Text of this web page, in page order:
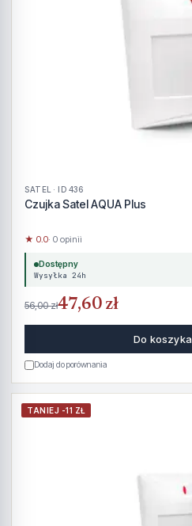
SATEL · ID 436
Czujka Satel AQUA Plus
★ 0.0· 0 opinii
Dostępny
Wysyłka 24h
56,00 zł47,60 zł
Do koszyka
Dodaj do porównania
TANIEJ -11 ZŁ